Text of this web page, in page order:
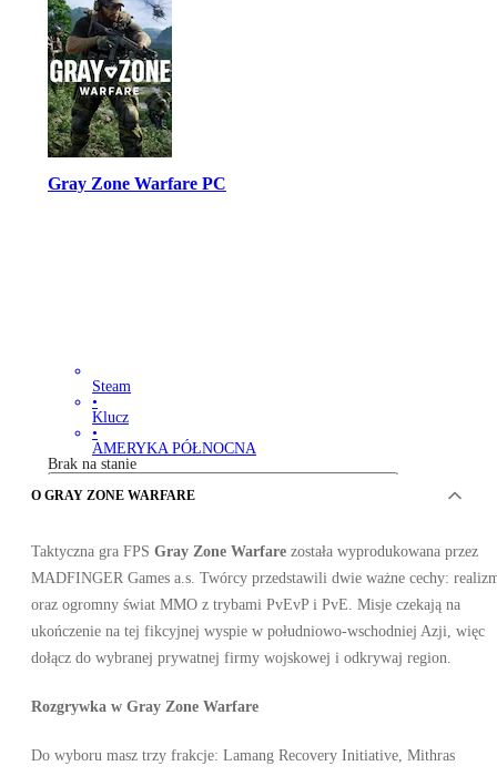
Gray Zone Warfare PC
Steam
•
Klucz
•
AMERYKA PÓŁNOCNA
Brak na stanie
O GRAY ZONE WARFARE
Taktyczna gra FPS Gray Zone Warfare została wyprodukowana przez
MADFINGER Games a.s. Twórcy przedstawili dwie ważne cechy:
oraz ogromny świat MMO z trybami PvEvP i PvE. Misje czekają na
ukończenie na tej fikcyjnej wyspie w południowo-wschodniej Azji, więc
dołącz do wybranej prywatnej firmy wojskowej i odkrywaj region.
Rozgrywka w Gray Zone Warfare
Do wyboru masz trzy frakcje: Lamang Recovery Initiative, Mithras